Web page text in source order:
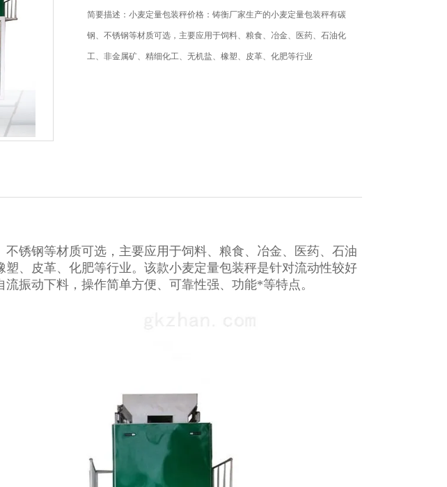
简要描述：小麦定量包装秤价格：铸衡厂家生产的小麦定量包装秤​有碳
钢、不锈钢等材质可选，主要应用于饲料、粮食、冶金、医药、石油化
工、非金属矿、精细化工、无机盐、橡塑、皮革、化肥等行业
锈钢等材质可选，主要应用于饲料、粮食、冶金、医药、石油
、皮革、化肥等行业。该款小麦定量包装秤是针对流动性较好
振动下料，操作简单方便、可靠性强、功能*等特点。